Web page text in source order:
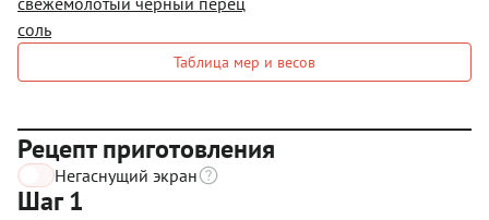
соль
Таблица мер и весов
Рецепт приготовления
Негаснущий экран
Шаг 1